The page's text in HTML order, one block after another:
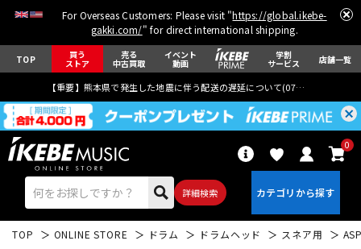
For Overseas Customers: Please visit "https://global.ikebe-
gakki.com/" for direct international shipping.
TOP 買う
ストア
売る
中古買取
イベント
動画
学割
サービス 店舗一覧
【重要】熊本県で発生した地震に伴う配送の遅延について(07月29日
詳細検索
0
TOP ONLINE STORE ドラム ドラムヘッド スネア用